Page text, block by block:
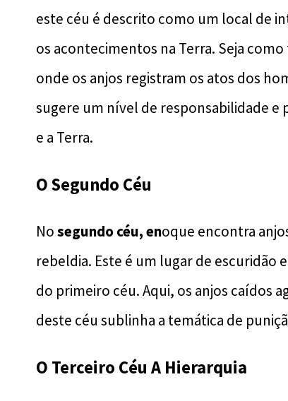
este céu é descrito como um local de
os acontecimentos na Terra. Seja
onde os anjos registram os atos dos
sugere um nível de responsabilidade
e a Terra.
O Segundo Céu
Nosegundo céu, enoque encontra
rebeldia. Este é um lugar de
do primeiro céu. Aqui, os anjos caídos
deste céu sublinha a temática de
O Terceiro Céu A Hierarquia